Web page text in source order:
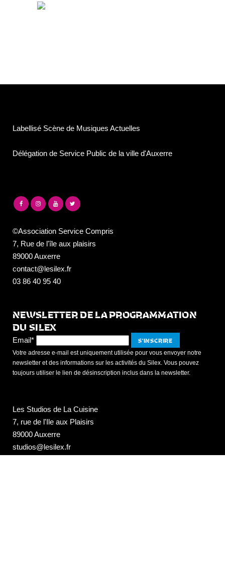
Labellisé Scène de Musiques Actuelles
Délégation de Service Public de la ville d'Auxerre
©Association Service Compris
7, Rue de l'île aux plaisirs
89000 Auxerre
contact@lesilex.fr
03 86 40 95 40
NEWSLETTER DE LA PROGRAMMATION
DU SILEX
Email*
Votre adresse e-mail est uniquement utilisée pour vous envoyer notre
newsletter et des informations sur les activités du Silex. Vous pouvez
toujours utiliser le lien de désinscription inclus dans la newsletter.
Les Studios de La Cuisine
7, rue de l'Ile aux Plaisirs
89000 Auxerre
studios@lesilex.fr